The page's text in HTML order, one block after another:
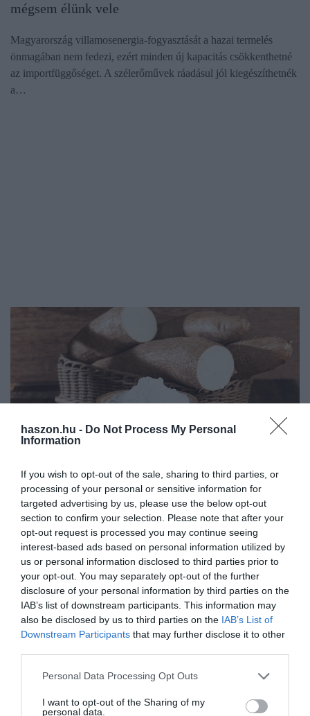
haszon.hu - Do Not Process My Personal
Information
If you wish to opt-out of the sale, sharing to third parties, or
processing of your personal or sensitive information for
targeted advertising by us, please use the below opt-out
section to confirm your selection. Please note that after your
opt-out request is processed you may continue seeing
interest-based ads based on personal information utilized by
us or personal information disclosed to third parties prior to
your opt-out. You may separately opt-out of the further
disclosure of your personal information by third parties on the
IAB’s list of downstream participants. This information may
also be disclosed by us to third parties on the IAB’s List of
Downstream Participants that may further disclose it to other
Please note that this website/app uses one or more Google
not limited to your visit or usage behaviour. You may click to
Personal Data Processing Opt Outs
I want to opt-out of the Sharing of my
personal data.
mégsem élünk vele
Magyarország villamosenergia-fogyasztását a hazai termelés
önmagában nem fedezi, ezért minden új kapacitás csökkenthetné
az importfüggőséget. A szélerőművek ráadásul jól kiegészíthetnék
a…
INNOVÁCIÓ
Rántás liszt nélkül: 5 növényi sűrítő a konyhában
Bár a magyar konyhában hagyományosan liszt alapú rántással és
habarással, esetleg kukoricakeményítővel sűrítjük az ételeket,
ezeket ma már kevésbé ismert, de sokszor egészségesebb növényi
alapú…